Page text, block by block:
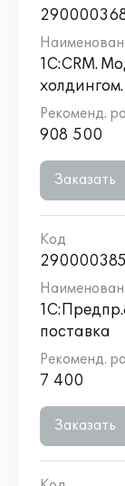
1С:CRM.
908 500
Заказать
поставка
7 400
Заказать